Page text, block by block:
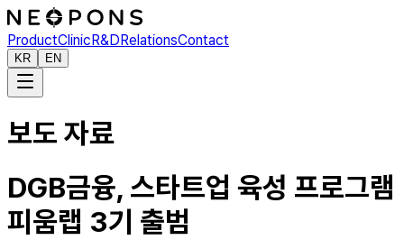
ProductClinicR&DRelationsContact
KR EN
보도 자료
DGB금융, 스타트업 육성 프로그램
피움랩 3기 출범